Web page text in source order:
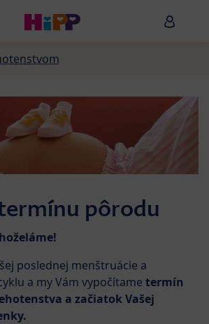
HiPP
pôrodu
poslednej menštruácie a
a my Vám vypočítame termín
a začiatok Vašej